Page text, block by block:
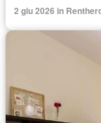
2 giu 2026 in